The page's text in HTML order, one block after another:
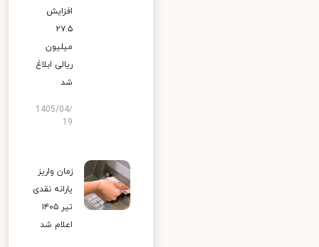
افزایش
۲۷.۵
میلیون
ریالی ابلاغ
شد
1405/04/
19
زمان واریز
یارانه نقدی
تیر ۱۴۰۵
اعلام شد